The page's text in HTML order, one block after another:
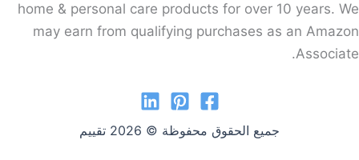
home & personal care products for over 10 years. We
may earn from qualifying purchases as an Amazon
Associate.
جميع الحقوق محفوظة © 2026 تقييم